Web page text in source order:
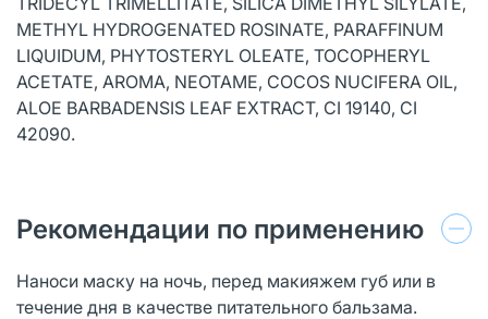
METHYL HYDROGENATED ROSINATE, PARAFFINUM
LIQUIDUM, PHYTOSTERYL OLEATE, TOCOPHERYL
ACETATE, AROMA, NEOTAME, COCOS NUCIFERA OIL,
ALOE BARBADENSIS LEAF EXTRACT, CI 19140, CI
42090.
Рекомендации по применению
Наноси маску на ночь, перед макияжем губ или в
течение дня в качестве питательного бальзама.